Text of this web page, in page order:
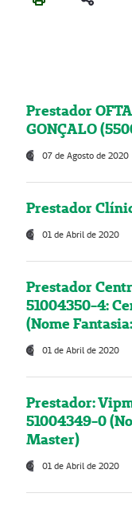
Prestador
GONÇALO
07 de Agosto de 2020
Prestador
01 de Abril de 2020
Prestador
51004350-4:
(Nome
01 de Abril de 2020
Prestador:
51004349-0
Master)
01 de Abril de 2020